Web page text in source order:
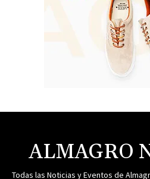
ALMAGRO
Todas las Noticias y Eventos de